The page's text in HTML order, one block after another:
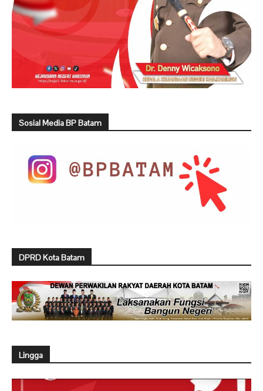
Sosial Media BP Batam
DPRD Kota Batam
Lingga